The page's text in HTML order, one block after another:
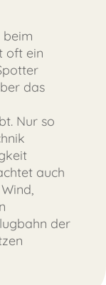
beim
oft ein
das
Nur so
auch
der